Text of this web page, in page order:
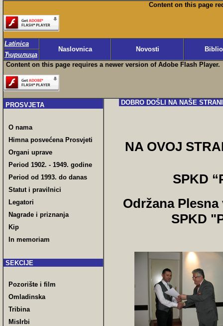
Content on this page
Latinica
Naslovnica Novosti
Ћирилица
Content on this page requires a newer version of Adobe Flash Player.
PROSVJETA
O nama
Himna posvećena Prosvjeti
Organi uprave
Period 1902. - 1949. godine
Period od 1993. do danas
Statut i pravilnici
Legatori
Nagrade i priznanja
Kip
In memoriam
SEKCIJE
Pozorište i film
Omladinska
Tribina
MisIrbi
DOBRO DOŠLI NA NAŠE
NA OVOJ
SPKD
Održana
SPKD